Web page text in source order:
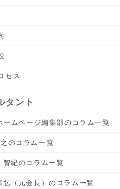
セス
タント
ームページ編集部のコラム一覧
のコラム一覧
智紀のコラム一覧
弘（元会長）のコラム一覧